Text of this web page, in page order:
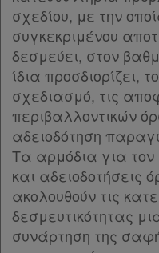
και
cookies
Απόκτηση
Συνδρομής
Ατομική
συνδρομή
Παρ.5
Παρ.6
Παρ.7
Παρ.8
ΚΕΦΑΛΑΙΟ Δ΄
Άρθρο 11
Παρ.1
Παρ.2
Παρ.3
Παρ.4
Παρ.5
Παρ.6
σχεδίου, με την
συγκεκριμένου
δεσμεύει, στον
ίδια προσδιορίζει,
σχεδιασμό, τις
περιβαλλοντικών
αδειοδότηση
Τα αρμόδια για τον
και αδειοδοτήσεις
ακολουθούν τις
δεσμευτικότητας
συνάρτηση της